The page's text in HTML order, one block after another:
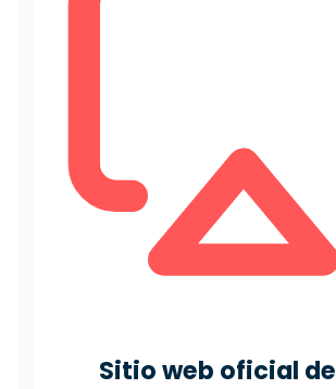
Sitio web oficial de